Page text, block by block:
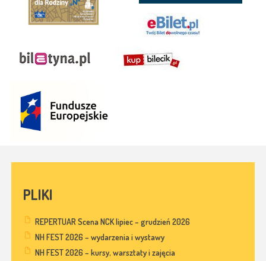
PLIKI
REPERTUAR Scena NCK lipiec – grudzień 2026
NH FEST 2026 – wydarzenia i wystawy
NH FEST 2026 – kursy, warsztaty i zajęcia